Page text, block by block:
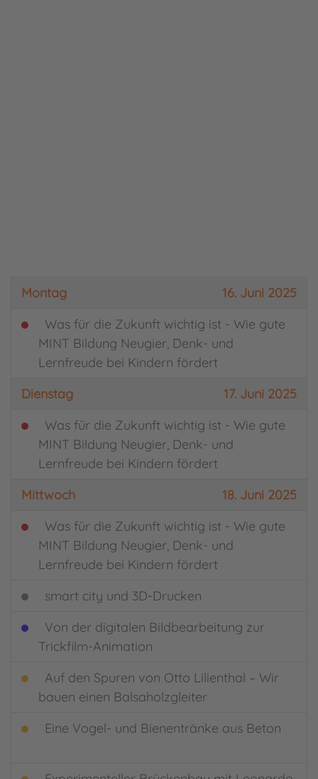
Montag
16. Juni 2025
Was für die Zukunft wichtig ist - Wie gute
MINT Bildung Neugier, Denk- und
Lernfreude bei Kindern fördert
Dienstag
17. Juni 2025
Was für die Zukunft wichtig ist - Wie gute
MINT Bildung Neugier, Denk- und
Lernfreude bei Kindern fördert
Mittwoch
18. Juni 2025
Was für die Zukunft wichtig ist - Wie gute
MINT Bildung Neugier, Denk- und
Lernfreude bei Kindern fördert
smart city und 3D-Drucken
Von der digitalen Bildbearbeitung zur
Trickfilm-Animation
Auf den Spuren von Otto Lilienthal – Wir
bauen einen Balsaholzgleiter
Eine Vogel- und Bienentränke aus Beton